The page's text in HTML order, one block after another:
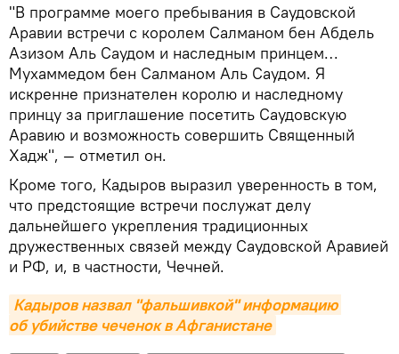
"В программе моего пребывания в Саудовской
Аравии встречи с королем Салманом бен Абдель
Азизом Аль Саудом и наследным принцем…
Мухаммедом бен Салманом Аль Саудом. Я
искренне признателен королю и наследному
принцу за приглашение посетить Саудовскую
Аравию и возможность совершить Священный
Хадж", — отметил он.
Кроме того, Кадыров выразил уверенность в том,
что предстоящие встречи послужат делу
дальнейшего укрепления традиционных
дружественных связей между Саудовской Аравией
и РФ, и, в частности, Чечней.
Кадыров назвал "фальшивкой" информацию
об убийстве чеченок в Афганистане